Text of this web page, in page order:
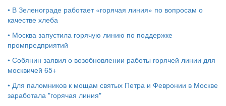
• В Зеленограде работает «горячая линия» по вопросам о
качестве хлеба
• Москва запустила горячую линию по поддержке
промпредприятий
• Собянин заявил о возобновлении работы горячей линии для
москвичей 65+
• Для паломников к мощам святых Петра и Февронии в Москве
заработала "горячая линия"